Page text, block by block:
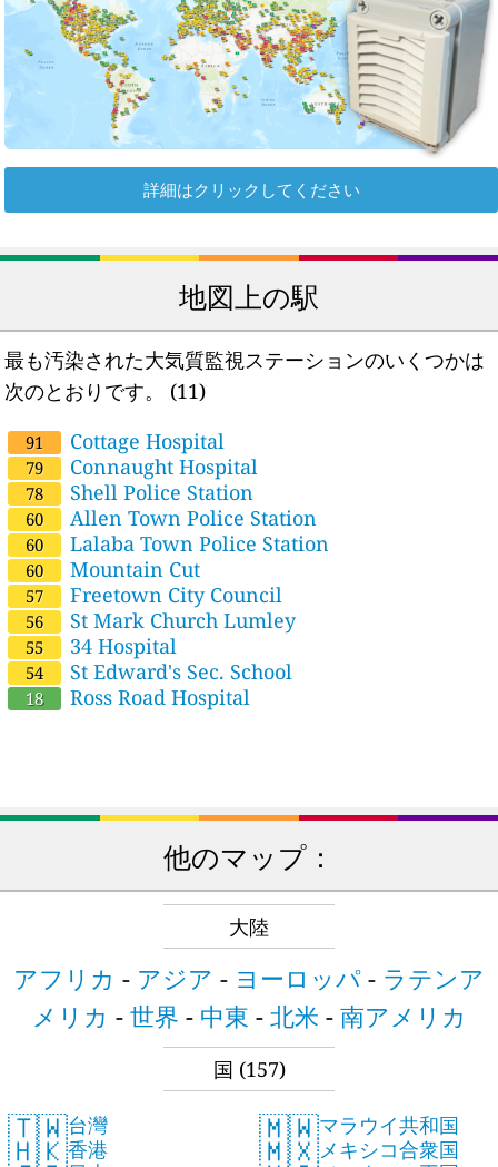
詳細はクリックしてください
地図上の駅
最も汚染された大気質監視ステーションのいくつかは
次のとおりです。
(11)
91 Cottage Hospital
79 Connaught Hospital
78 Shell Police Station
60 Allen Town Police Station
60 Lalaba Town Police Station
60 Mountain Cut
57 Freetown City Council
56 St Mark Church Lumley
55 34 Hospital
54 St Edward's Sec. School
18 Ross Road Hospital
他のマップ：
大陸
アフリカ - アジア - ヨーロッパ - ラテンア
メリカ - 世界 - 中東 - 北米 - 南アメリカ
国 (157)
🇹🇼台灣
🇭🇰香港
🇲🇼マラウイ共和国
🇲🇽メキシコ合衆国